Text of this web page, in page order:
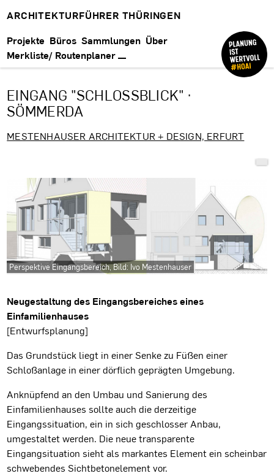
ARCHITEKTURFÜHRER THÜRINGEN
Projekte Büros Sammlungen Über
Merkliste/ Routenplaner
EINGANG "SCHLOSSBLICK" ·
SÖMMERDA
MESTENHAUSER ARCHITEKTUR + DESIGN, ERFURT
Perspektive Eingangsbereich, Bild: Ivo Mestenhauser
Neugestaltung des Eingangsbereiches eines
Einfamilienhauses
[Entwurfsplanung]
Das Grundstück liegt in einer Senke zu Füßen einer
Schloßanlage in einer dörflich geprägten Umgebung.
Anknüpfend an den Umbau und Sanierung des
Einfamilienhauses sollte auch die derzeitige
Eingangssituation, ein in sich geschlosser Anbau,
umgestaltet werden. Die neue transparente
Eingangsituation sieht als markantes Element ein scheinbar
schwebendes Sichtbetonelement vor.